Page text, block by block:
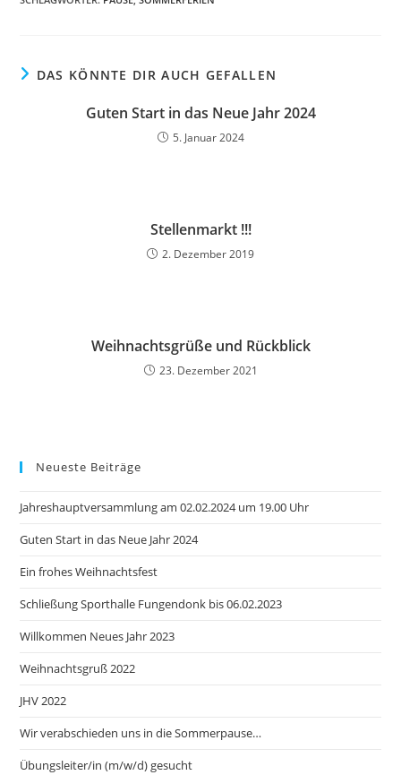
DAS KÖNNTE DIR AUCH GEFALLEN
Guten Start in das Neue Jahr 2024
5. Januar 2024
Stellenmarkt !!!
2. Dezember 2019
Weihnachtsgrüße und Rückblick
23. Dezember 2021
Neueste Beiträge
Jahreshauptversammlung am 02.02.2024 um 19.00 Uhr
Guten Start in das Neue Jahr 2024
Ein frohes Weihnachtsfest
Schließung Sporthalle Fungendonk bis 06.02.2023
Willkommen Neues Jahr 2023
Weihnachtsgruß 2022
JHV 2022
Wir verabschieden uns in die Sommerpause…
Übungsleiter/in (m/w/d) gesucht